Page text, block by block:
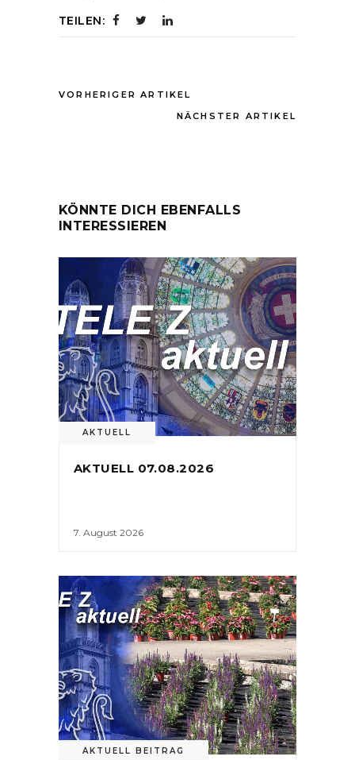
TEILEN:
VORHERIGER ARTIKEL
NÄCHSTER ARTIKEL
KÖNNTE DICH EBENFALLS
INTERESSIEREN
AKTUELL
AKTUELL 07.08.2026
7. August 2026
AKTUELL BEITRAG